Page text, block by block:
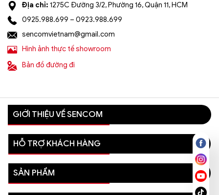
Địa chỉ: 1275C Đường 3/2, Phường 16, Quận 11, HCM
0925.988.699 – 0923.988.699
sencomvietnam@gmail.com
Hình ảnh thực tế showroom
Bản đồ đường đi
GIỚI THIỆU VỀ SENCOM
HỖ TRỢ KHÁCH HÀNG
SẢN PHẨM